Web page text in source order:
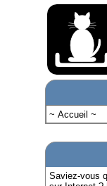
Saviez-vous